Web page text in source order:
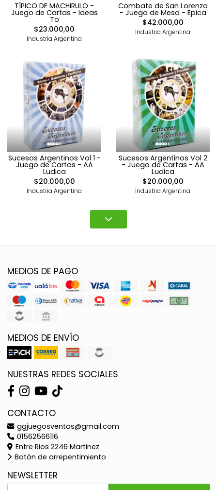
TÍPICO DE MACHIRULO -
Juego de Cartas - Ideas
To
$23.000,00
Industria Argentina
Combate de San Lorenzo
- Juego de Mesa - Epica
$42.000,00
Industria Argentina
Sucesos Argentinos Vol 1 -
Juego de Cartas - AA
Ludica
$20.000,00
Industria Argentina
Sucesos Argentinos Vol 2
- Juego de Cartas - AA
Ludica
$20.000,00
Industria Argentina
MEDIOS DE PAGO
MEDIOS DE ENVÍO
NUESTRAS REDES SOCIALES
CONTACTO
ggjuegosventas@gmail.com
01562566116
Entre Rios 2246 Martinez
Botón de arrepentimiento
NEWSLETTER